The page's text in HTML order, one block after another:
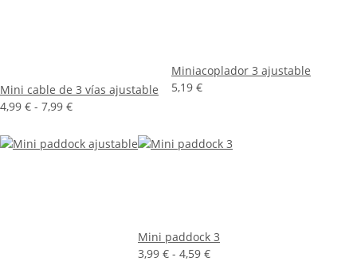
Mini cable de 3 vías ajustable
4,99 € - 7,99 €
Miniacoplador 3 ajustable
5,19 €
Mini paddock 3
3,99 € - 4,59 €